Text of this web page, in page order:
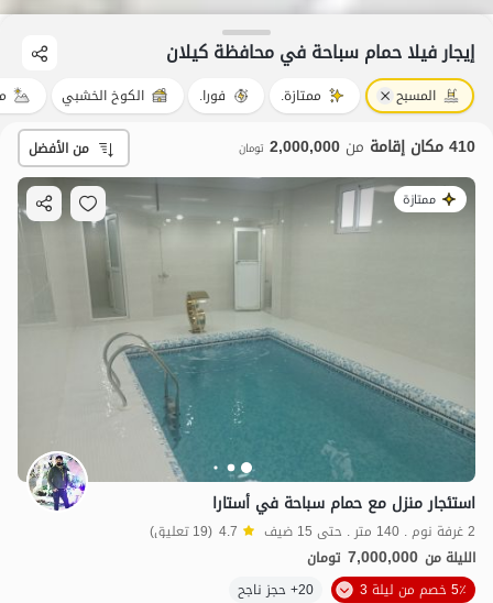
إيجار فيلا حمام سباحة في محافظة کیلان
المسبح ممتازة. فورا. الكوخ الخشبي
410 مكان إقامة من 2,000,000 تومان من الأفضل
ممتازة
استئجار منزل مع حمام سباحة في أستارا
2 غرفة نوم . 140 متر . حتى 15 ضيف 4.7 (19 تعليق)
الليلة من 7,000,000 تومان
5٪ خصم من ليلة 3
20+ حجز ناجح